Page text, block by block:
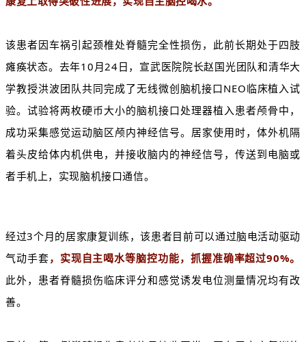
该患者因车祸引起颈椎处脊髓完全性损伤，此前长期处于四肢
瘫痪状态。去年10月24日，宣武医院院长赵国光团队和清华大
学教授洪波团队共同完成了无线微创脑机接口NEO临床植入试
验。试验将两枚硬币大小的脑机接口处理器植入患者颅骨中，
成功采集感觉运动脑区颅内神经信号。居家使用时，体外机隔
着头皮给体内机供电，并接收脑内的神经信号，传送到电脑或
者手机上，实现脑机接口通信。
经过3个月的居家康复训练，该患者目前可以通过脑电活动驱动
气动手套，实现自主喝水等脑控功能，抓握准确率超过90%。
此外，患者脊髓损伤临床评分和感觉诱发电位测量情况均有改
善。